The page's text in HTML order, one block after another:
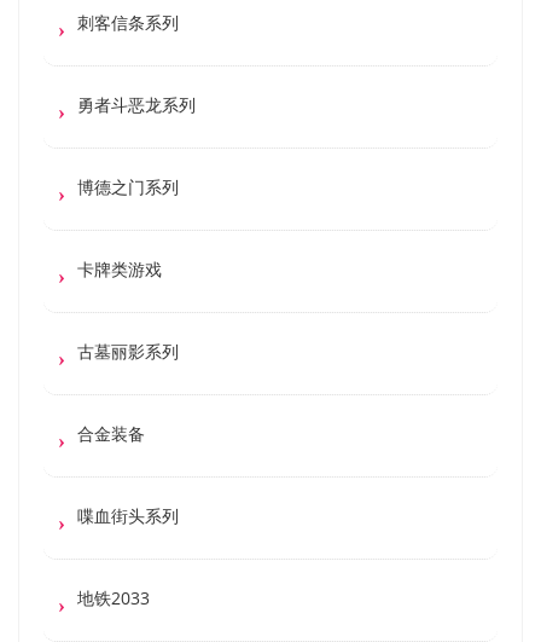
刺客信条系列
勇者斗恶龙系列
博德之门系列
卡牌类游戏
古墓丽影系列
合金装备
喋血街头系列
地铁2033